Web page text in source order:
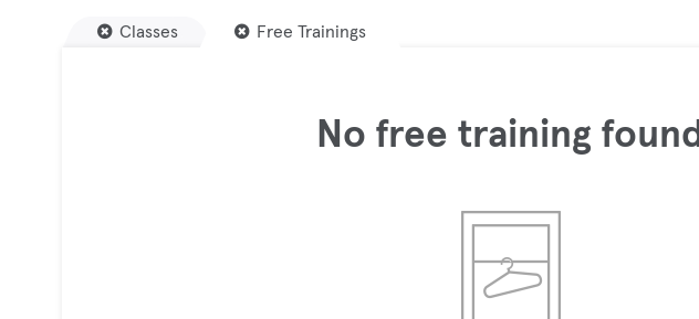
Classes Free Trainings
No free training found